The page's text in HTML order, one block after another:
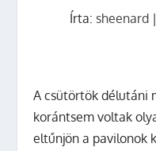
Írta: sheenard|
A csütörtök délutáni
korántsem voltak
eltűnjön a pavilonok